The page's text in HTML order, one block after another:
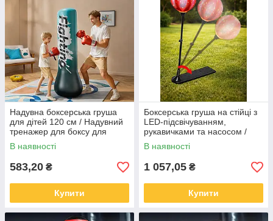
Надувна боксерська груша
для дітей 120 см / Надувний
тренажер для боксу для
підлоги
В наявності
583,20 ₴
Купити
Боксерська груша на стійці з
LED-підсвічуванням,
рукавичками та насосом /
Дитячий боксерський ігровий
набір що світиться 107см
В наявності
1 057,05 ₴
Купити